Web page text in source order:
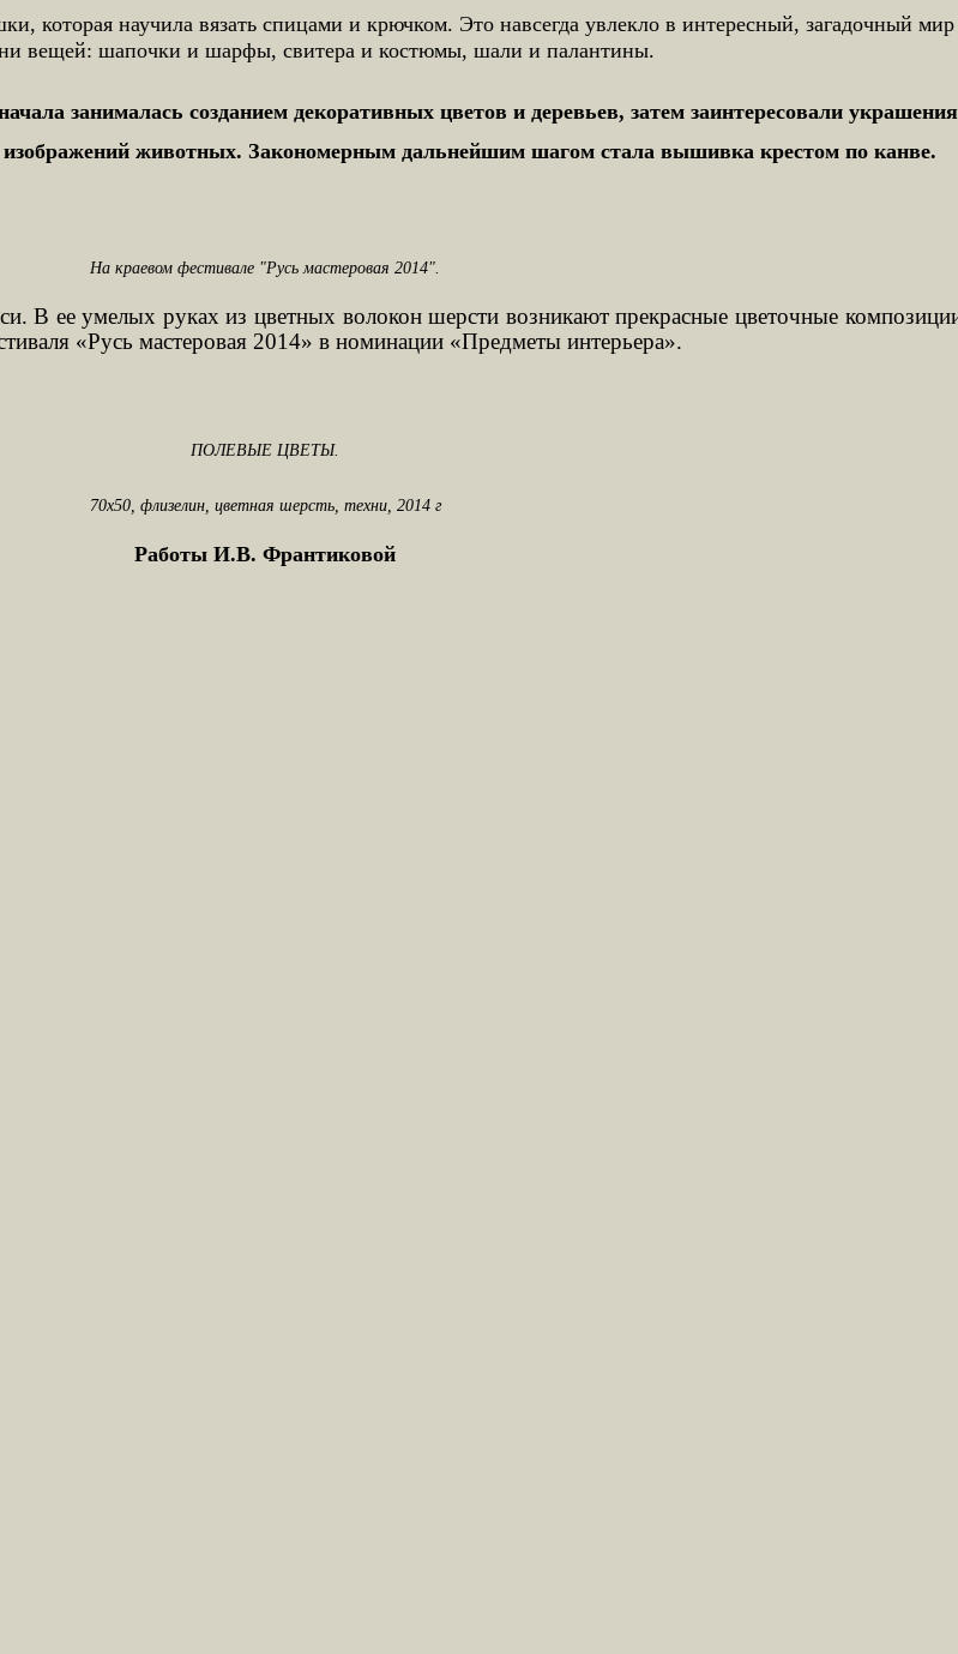
которая научила вязать спицами и крючком. Это навсегда увлекло в интересный, загадочный
вещей: шапочки и шарфы, свитера и костюмы, шали и палантины.
занималась созданием декоративных цветов и деревьев, затем заинтересовали
животных. Закономерным дальнейшим шагом стала вышивка крестом по канве.
На краевом фестивале "Русь мастеровая 2014".
В ее умелых руках из цветных волокон шерсти возникают прекрасные цветочные
«Русь мастеровая 2014» в номинации «Предметы интерьера».
ПОЛЕВЫЕ ЦВЕТЫ.
70х50, флизелин, цветная шерсть, техни, 2014 г
Работы И.В. Франтиковой